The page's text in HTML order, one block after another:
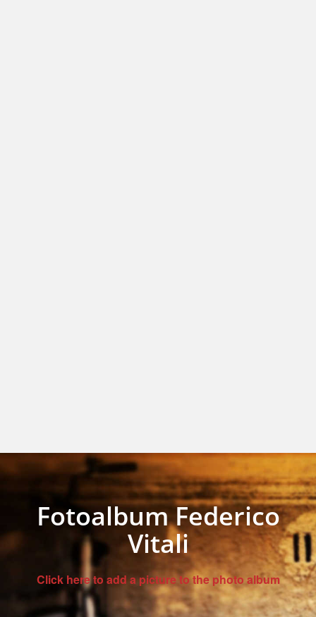
Fotoalbum Federico
Vitali
Click here to add a picture to the photo album